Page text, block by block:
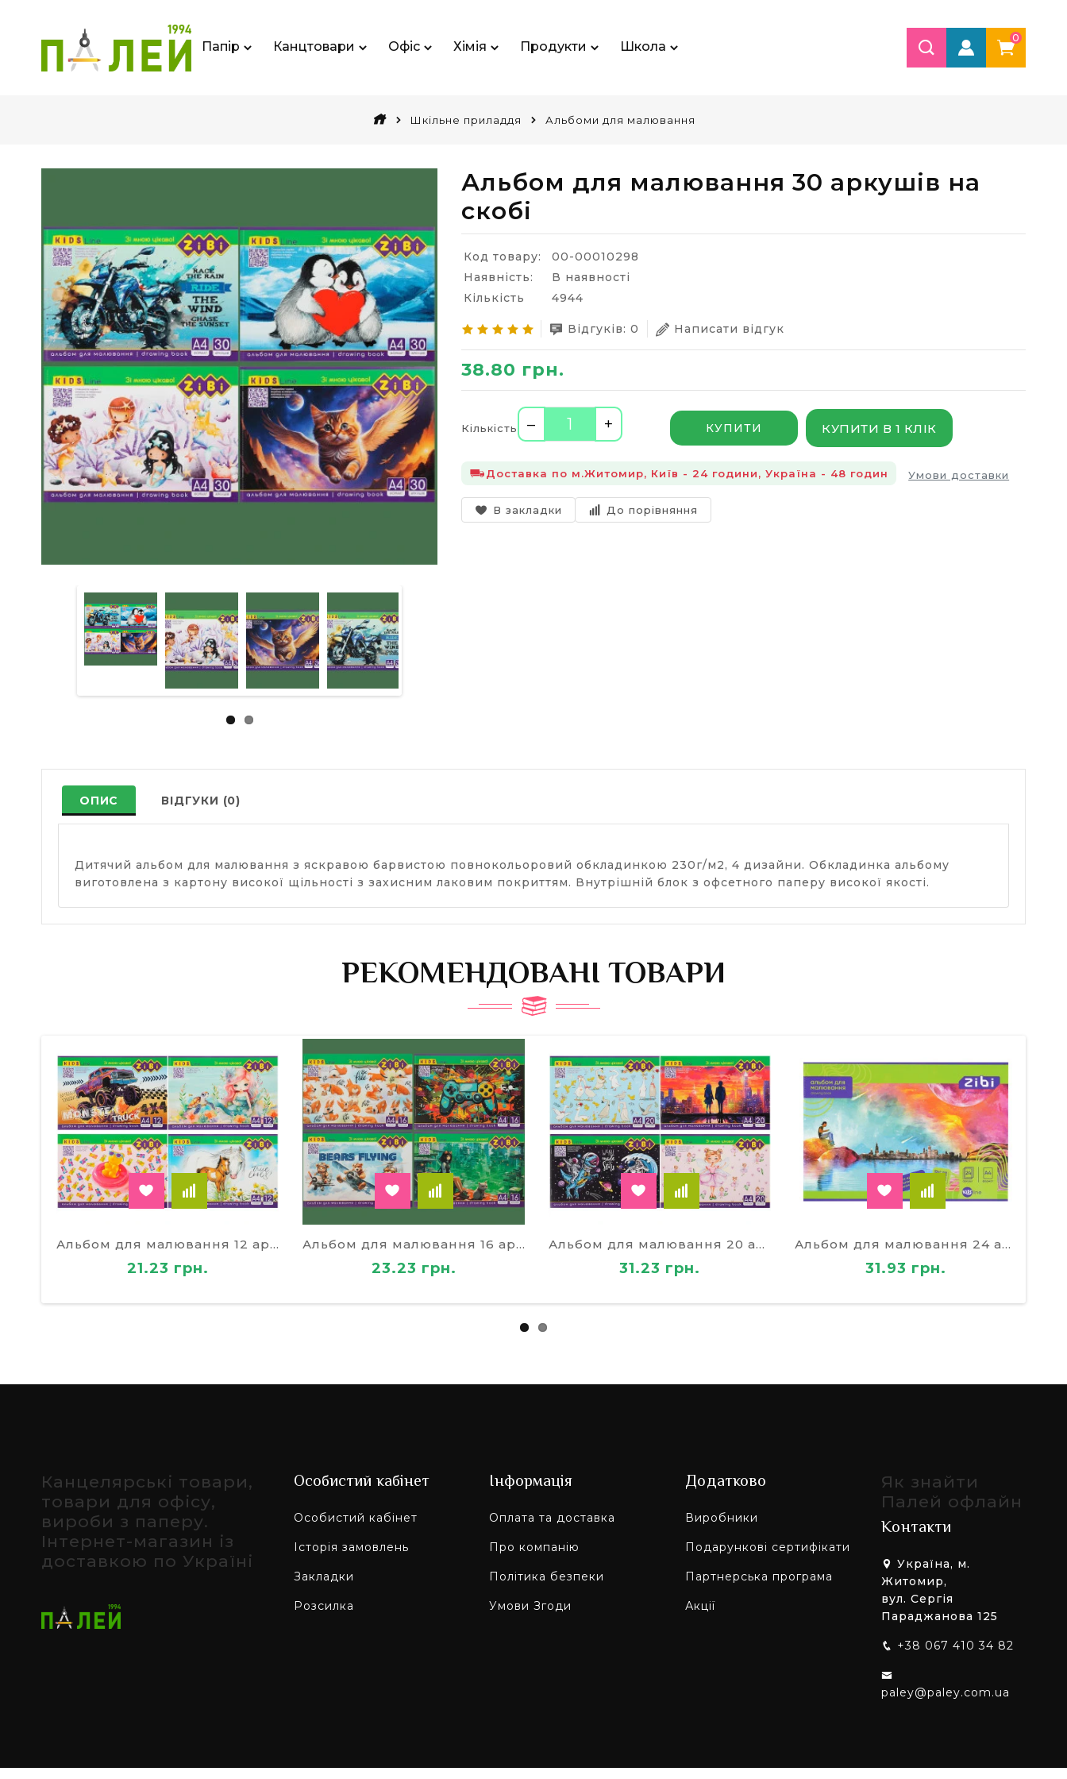
Папір Канцтовари Офіс Хімія Продукти Школа
0
Шкільне приладдя Альбоми для малювання
Альбом для малювання 30 аркушів на
скобі
Код товару:
00-00010298
Наявність:
В наявності
Кількість
4944
Відгуків: 0 Написати відгук
38.80 грн.
Кількість – + КУПИТИ КУПИТИ В 1 КЛІК
Доставка по м.Житомир, Київ - 24 години, Україна - 48 годин Умови доставки
В закладки До порівняння
ОПИС ВІДГУКИ (0)
Дитячий альбом для малювання з яскравою барвистою повнокольоровий обкладинкою 230г/м2, 4 дизайни. Обкладинка альбому
виготовлена з картону високої щільності з захисним лаковим покриттям. Внутрішній блок з офсетного паперу високої якості.
РЕКОМЕНДОВАНІ ТОВАРИ
Альбом для малювання 12 аркушів на скобі
21.23 грн.
Альбом для малювання 16 аркушів на скобі
23.23 грн.
Альбом для малювання 20 аркушів на скобі
31.23 грн.
Альбом для малювання 24 аркушів на скобі
31.93 грн.
Канцелярські товари,
товари для офісу,
вироби з паперу.
Інтернет-магазин із
доставкою по Україні
Особистий кабінет
Особистий кабінет
Історія замовлень
Закладки
Розсилка
Інформація
Оплата та доставка
Про компанію
Політика безпеки
Умови Згоди
Додатково
Виробники
Подарункові сертифікати
Партнерська програма
Акції
Як знайти
Палей офлайн
Контакти
Україна, м.
Житомир,
вул. Сергія
Параджанова 125
+38 067 410 34 82
paley@paley.com.ua